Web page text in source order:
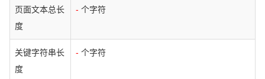
页面文本总长
度
- 个字符
关键字符串长
度
- 个字符